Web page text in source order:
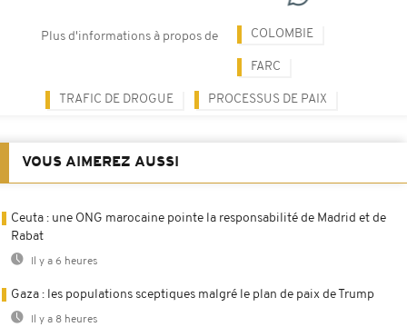
Plus d'informations à propos de COLOMBIE
FARC
TRAFIC DE DROGUE PROCESSUS DE PAIX
VOUS AIMEREZ AUSSI
Ceuta : une ONG marocaine pointe la responsabilité de Madrid et de
Rabat
Il y a 6 heures
Gaza : les populations sceptiques malgré le plan de paix de Trump
Il y a 8 heures